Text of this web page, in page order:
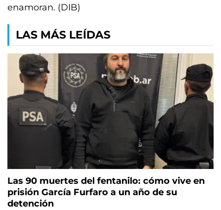
enamoran. (DIB)
LAS MÁS LEÍDAS
Las 90 muertes del fentanilo: cómo vive en
prisión García Furfaro a un año de su
detención